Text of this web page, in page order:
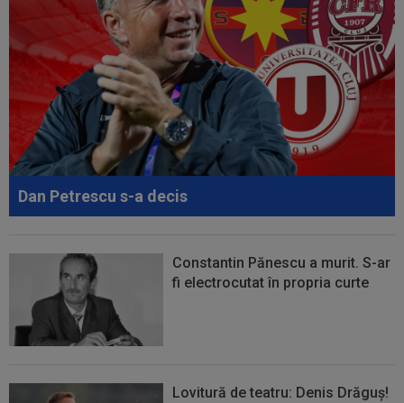
Madrid! Suma finală e uriașă
17:16
FIFA încă datorează cluburilor 215 milioane de
euro după Campionatul Mondial al...
17:15
Ioan Varga a făcut anunțul despre transferul lui
Billel Omrani la CFR Cluj
17:09
Dur! România a pierdut la scor în fața Franței,
la Campionatul Mondial. Singura...
Dan Petrescu s-a decis
Constantin Pănescu a murit. S-ar
fi electrocutat în propria curte
Lovitură de teatru: Denis Drăguș!